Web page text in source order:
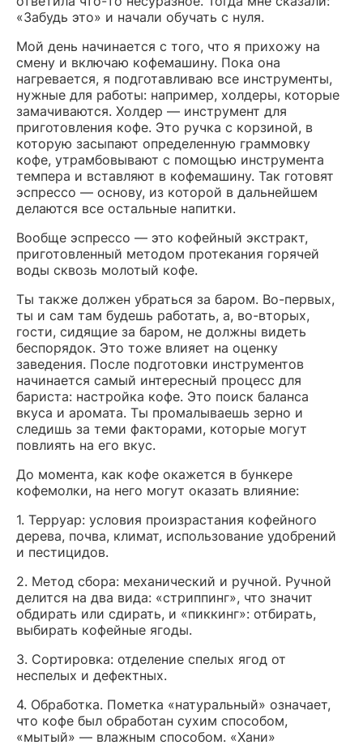
«Забудь это» и начали обучать с нуля.
Мой день начинается с того, что я прихожу на
смену и включаю кофемашину. Пока она
нагревается, я подготавливаю все инструменты,
нужные для работы: например, холдеры, которые
замачиваются. Холдер — инструмент для
приготовления кофе. Это ручка с корзиной, в
которую засыпают определенную граммовку
кофе, утрамбовывают с помощью инструмента
темпера и вставляют в кофемашину. Так готовят
эспрессо — основу, из которой в дальнейшем
делаются все остальные напитки.
Вообще эспрессо — это кофейный экстракт,
приготовленный методом протекания горячей
воды сквозь молотый кофе.
Ты также должен убраться за баром. Во-первых,
ты и сам там будешь работать, а, во-вторых,
гости, сидящие за баром, не должны видеть
беспорядок. Это тоже влияет на оценку
заведения. После подготовки инструментов
начинается самый интересный процесс для
бариста: настройка кофе. Это поиск баланса
вкуса и аромата. Ты промалываешь зерно и
следишь за теми факторами, которые могут
повлиять на его вкус.
До момента, как кофе окажется в бункере
кофемолки, на него могут оказать влияние:
1. Терруар: условия произрастания кофейного
дерева, почва, климат, использование удобрений
и пестицидов.
2. Метод сбора: механический и ручной. Ручной
делится на два вида: «стриппинг», что значит
обдирать или сдирать, и «пиккинг»: отбирать,
выбирать кофейные ягоды.
3. Сортировка: отделение спелых ягод от
неспелых и дефектных.
4. Обработка. Пометка «натуральный» означает,
что кофе был обработан сухим способом,
«мытый» — влажным способом. «Хани»